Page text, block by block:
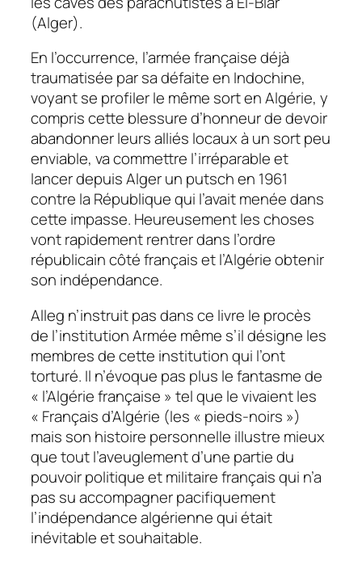
(Alger).
En l’occurrence, l’armée française déjà
traumatisée par sa défaite en Indochine,
voyant se profiler le même sort en Algérie, y
compris cette blessure d’honneur de devoir
abandonner leurs alliés locaux à un sort peu
enviable, va commettre l’irréparable et
lancer depuis Alger un putsch en 1961
contre la République qui l’avait menée dans
cette impasse. Heureusement les choses
vont rapidement rentrer dans l’ordre
républicain côté français et l’Algérie obtenir
son indépendance.
Alleg n’instruit pas dans ce livre le procès
de l’institution Armée même s’il désigne les
membres de cette institution qui l’ont
torturé. Il n’évoque pas plus le fantasme de
« l’Algérie française » tel que le vivaient les
« Français d’Algérie (les « pieds-noirs »)
mais son histoire personnelle illustre mieux
que tout l’aveuglement d’une partie du
pouvoir politique et militaire français qui n’a
pas su accompagner pacifiquement
l’indépendance algérienne qui était
inévitable et souhaitable.